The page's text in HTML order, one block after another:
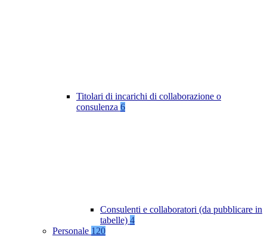
Titolari di incarichi di collaborazione o
consulenza 6
Consulenti e collaboratori (da pubblicare in
tabelle) 4
Personale 120